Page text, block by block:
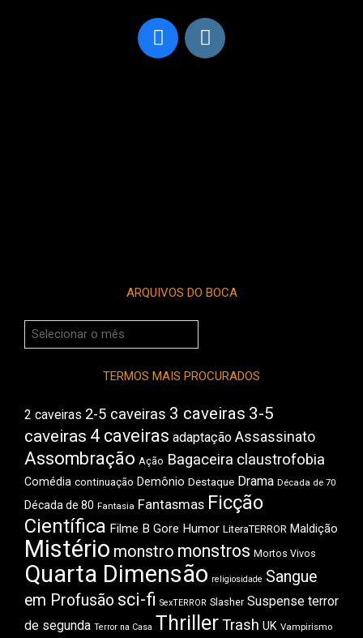
ARQUIVOS DO BOCA
Arquivos
do
TERMOS MAIS PROCURADOS
2 caveiras 2-5 caveiras 3 caveiras 3-5
caveiras 4 caveiras adaptação Assassinato
Assombração Ação Bagaceira claustrofobia
Comédia continuação Demônio Destaque Drama Década de 70
Década de 80 Fantasia Fantasmas Ficção
Científica Filme B Gore Humor LiteraTERROR Maldição
Mistério monstro monstros Mortos Vivos
Quarta Dimensão religiosidade Sangue
em Profusão sci-fi SexTERROR Slasher Suspense terror
de segunda Terror na Casa ThrillerTrash UK Vampirismo